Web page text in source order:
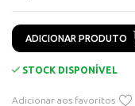
ADICIONAR PRODUTO
STOCK DISPONÍVEL
Adicionar aos favoritos